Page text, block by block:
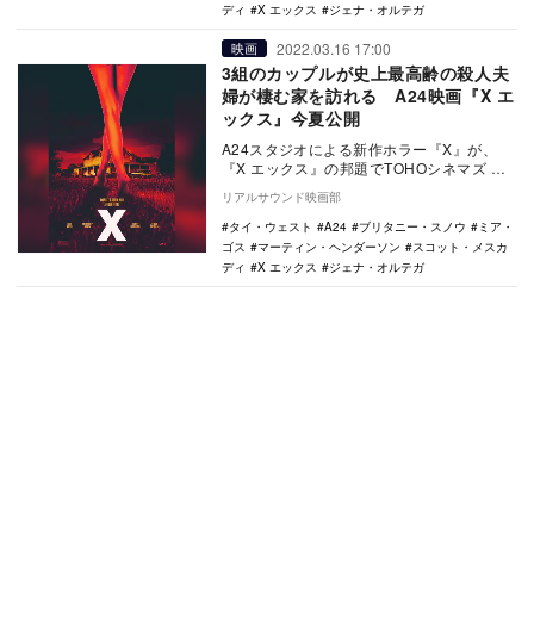
ディ
X エックス ジェナ・オルテガ
映画 2022.03.16 17:00
3組のカップルが史上最高齢の殺人夫
婦が棲む家を訪れる A24映画『X エ
ックス』今夏公開
A24スタジオによる新作ホラー『X』が、
『X エックス』の邦題でTOHOシネマズ 日
比谷ほかにて今夏全国公開されることが決
定した…
リアルサウンド映画部
タイ・ウェスト
A24 ブリタニー・スノウ
ミア・
ゴス
マーティン・ヘンダーソン
スコット・メスカ
ディ
X エックス ジェナ・オルテガ